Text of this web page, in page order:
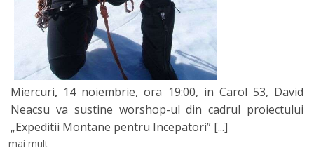
Miercuri, 14 noiembrie, ora 19:00, in Carol 53, David
Neacsu va sustine worshop-ul din cadrul proiectului
„Expeditii Montane pentru Incepatori” [...]
mai mult